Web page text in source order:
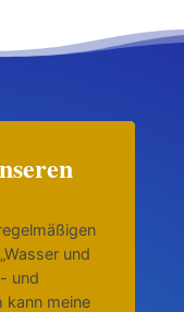
und
und
kann meine